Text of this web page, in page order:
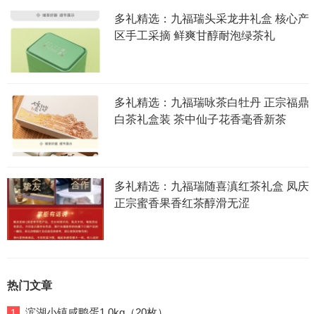
多礼精选：九福瑞头采龙井礼盒 核心产
区手工采摘 鲜爽甘醇耐泡绿茶礼
多礼精选：九福瑞咏茶白牡丹 正宗福鼎
白茶礼盒装 茶中仙子花香毫香新茶
多礼精选：九福瑞随喜滇红茶礼盒 凤庆
正宗蜜香果香红茶醇滑无涩
热门文章